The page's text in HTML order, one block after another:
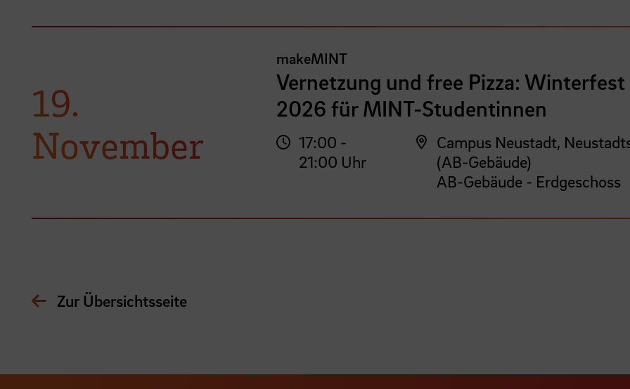
19.
November
makeMINT
Vernetzung und free Pizza: Winterfest
2026 für MINT-Studentinnen
17:00 -
21:00 Uhr
Campus Neustadt,
(AB-Gebäude)
AB-Gebäude - Erdgeschoss
Zur Übersichtsseite